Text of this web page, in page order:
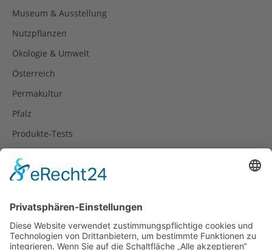
Museum & Ausstellung
Nutzpflanzen
Ökologie & Umwelt
Österreich
Permakultur
Pfalz
Produkte-Tests
Rezepte
Spanien
Südtirol